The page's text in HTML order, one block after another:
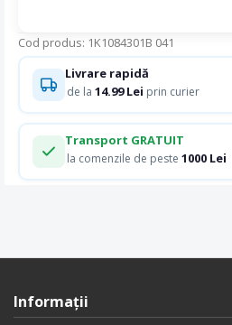
Cod produs: 1K1084301B 041
Livrare rapidă
de la 14.99 Lei prin curier
Transport GRATUIT
la comenzile de peste 1000 Lei
Informaţii